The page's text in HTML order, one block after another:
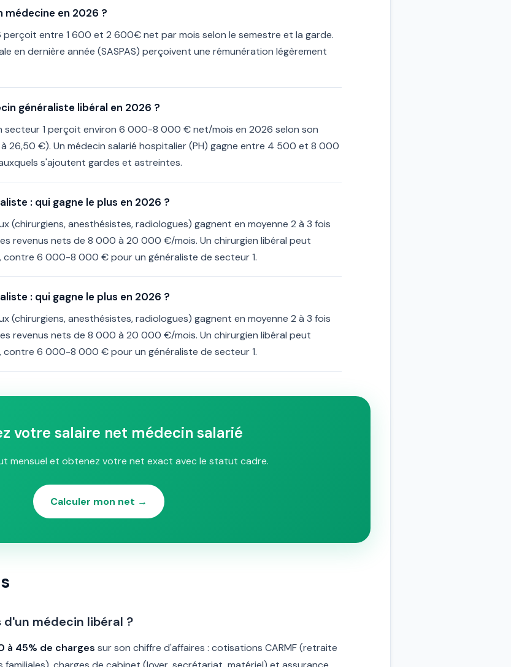
médecine en 2026 ?
perçoit entre 1 600 et 2 600€ net par mois selon le semestre et la garde.
en dernière année (SASPAS) perçoivent une rémunération légèrement
généraliste libéral en 2026 ?
secteur 1 perçoit environ 6 000-8 000 € net/mois en 2026 selon son
26,50 €). Un médecin salarié hospitalier (PH) gagne entre 4 500 et 8 000
s'ajoutent gardes et astreintes.
: qui gagne le plus en 2026 ?
(chirurgiens, anesthésistes, radiologues) gagnent en moyenne 2 à 3 fois
revenus nets de 8 000 à 20 000 €/mois. Un chirurgien libéral peut
contre 6 000-8 000 € pour un généraliste de secteur 1.
: qui gagne le plus en 2026 ?
(chirurgiens, anesthésistes, radiologues) gagnent en moyenne 2 à 3 fois
revenus nets de 8 000 à 20 000 €/mois. Un chirurgien libéral peut
contre 6 000-8 000 € pour un généraliste de secteur 1.
votre salaire net médecin salarié
mensuel et obtenez votre net exact avec le statut cadre.
Calculer mon net →
médecin libéral ?
à 45% de charges sur son chiffre d'affaires : cotisations CARMF (retraite